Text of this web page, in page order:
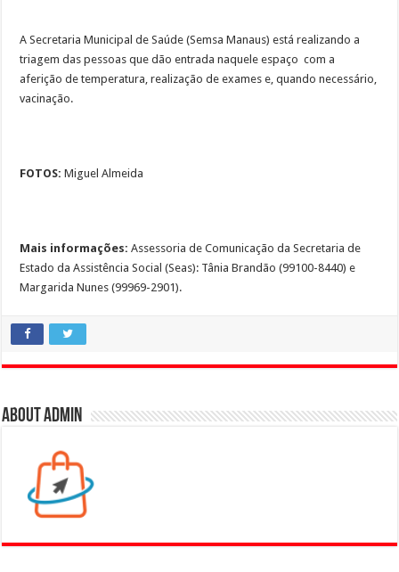
A Secretaria Municipal de Saúde (Semsa Manaus) está realizando a
triagem das pessoas que dão entrada naquele espaço com a
aferição de temperatura, realização de exames e, quando necessário,
vacinação.
FOTOS: Miguel Almeida
Mais informações: Assessoria de Comunicação da Secretaria de
Estado da Assistência Social (Seas): Tânia Brandão (99100-8440) e
Margarida Nunes (99969-2901).
About admin